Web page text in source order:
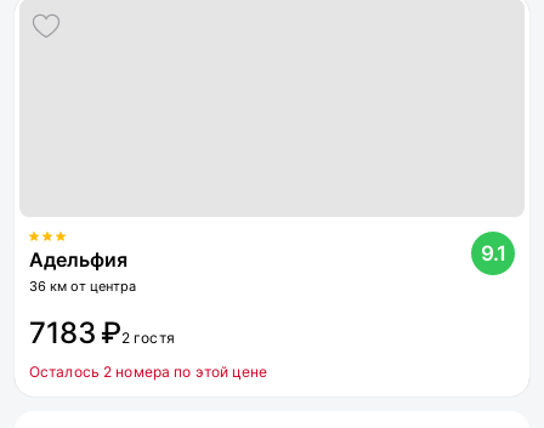
Адельфия
36 км от центра
9.1
7183 ₽2 гостя
Осталось 2 номера по этой цене